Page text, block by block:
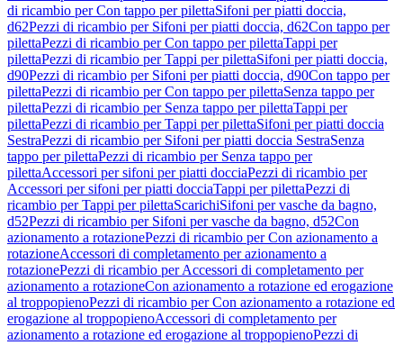
di ricambio per Con tappo per pilettaSifoni per piatti doccia,
d62Pezzi di ricambio per Sifoni per piatti doccia, d62Con tappo per
pilettaPezzi di ricambio per Con tappo per pilettaTappi per
pilettaPezzi di ricambio per Tappi per pilettaSifoni per piatti doccia,
d90Pezzi di ricambio per Sifoni per piatti doccia, d90Con tappo per
pilettaPezzi di ricambio per Con tappo per pilettaSenza tappo per
pilettaPezzi di ricambio per Senza tappo per pilettaTappi per
pilettaPezzi di ricambio per Tappi per pilettaSifoni per piatti doccia
SestraPezzi di ricambio per Sifoni per piatti doccia SestraSenza
tappo per pilettaPezzi di ricambio per Senza tappo per
pilettaAccessori per sifoni per piatti docciaPezzi di ricambio per
Accessori per sifoni per piatti docciaTappi per pilettaPezzi di
ricambio per Tappi per pilettaScarichiSifoni per vasche da bagno,
d52Pezzi di ricambio per Sifoni per vasche da bagno, d52Con
azionamento a rotazionePezzi di ricambio per Con azionamento a
rotazioneAccessori di completamento per azionamento a
rotazionePezzi di ricambio per Accessori di completamento per
azionamento a rotazioneCon azionamento a rotazione ed erogazione
al troppopienoPezzi di ricambio per Con azionamento a rotazione ed
erogazione al troppopienoAccessori di completamento per
azionamento a rotazione ed erogazione al troppopienoPezzi di